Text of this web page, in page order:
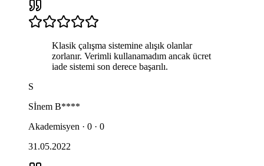
Klasik çalışma sistemine alışık olanlar
zorlanır. Verimli kullanamadım ancak ücret
iade sistemi son derece başarılı.
S
Sİnem B****
Akademisyen · 0 · 0
31.05.2022